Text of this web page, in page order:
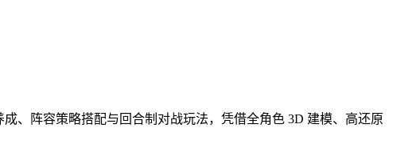
、阵容策略搭配与回合制对战玩法，凭借全角色 3D 建模、高还原